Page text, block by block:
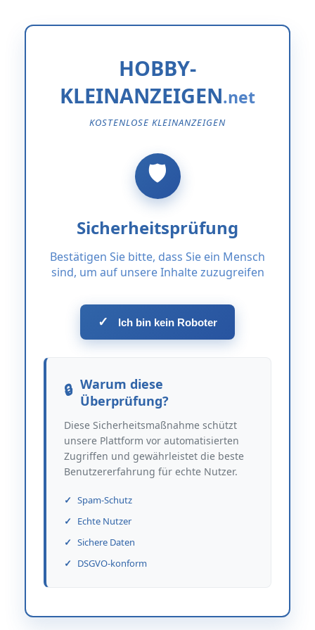
HOBBY-
KLEINANZEIGEN
KOSTENLOSE KLEINANZEIGEN
Sicherheitsprüfung
Bestätigen Sie bitte, dass Sie ein Mensch
sind, um auf unsere Inhalte zuzugreifen
✓ Ich bin kein Roboter
Warum diese
Überprüfung?
Diese Sicherheitsmaßnahme schützt
unsere Plattform vor automatisierten
Zugriffen und gewährleistet die beste
Benutzererfahrung für echte Nutzer.
Spam-Schutz
Echte Nutzer
Sichere Daten
DSGVO-konform